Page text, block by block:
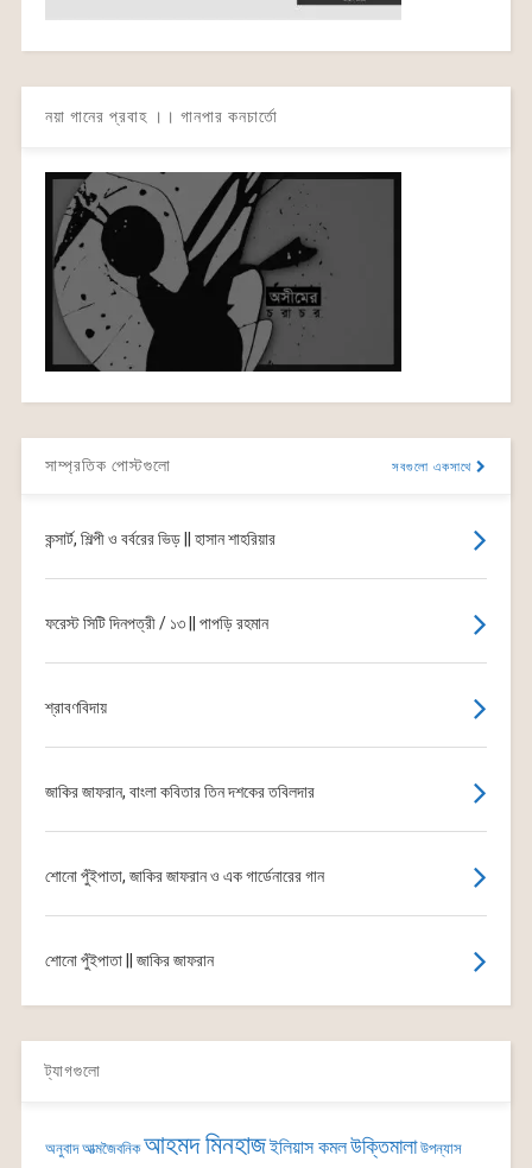
নয়া গানের প্রবাহ ।। গানপার কনচার্তো
সাম্প্রতিক পোস্টগুলো সবগুলো একসাথে
কন্সার্ট, শিল্পী ও বর্বরের ভিড় || হাসান শাহরিয়ার
ফরেস্ট সিটি দিনপত্রী / ১৩ || পাপড়ি রহমান
শ্রাবণবিদায়
জাকির জাফরান, বাংলা কবিতার তিন দশকের তবিলদার
শোনো পুঁইপাতা, জাকির জাফরান ও এক গার্ডেনারের গান
শোনো পুঁইপাতা || জাকির জাফরান
ট্যাগগুলো
অনুবাদ আত্মজৈবনিক আহমদ মিনহাজইলিয়াস কমলউক্তিমালা উপন্যাস